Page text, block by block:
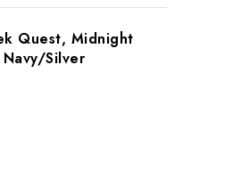
Quest, Midnight
Navy/Silver